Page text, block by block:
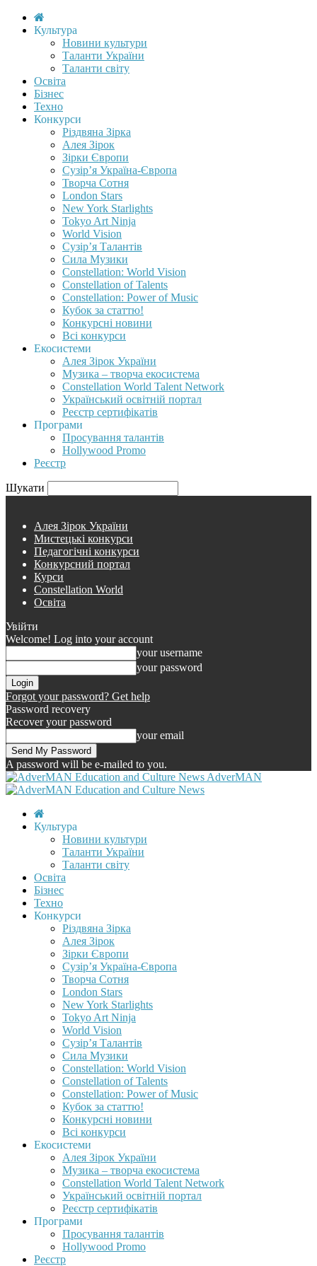
Культура
Новини культури
Таланти України
Таланти світу
Освіта
Бізнес
Техно
Конкурси
Різдвяна Зірка
Алея Зірок
Зірки Європи
Сузір’я Україна-Європа
Творча Сотня
London Stars
New York Starlights
Tokyo Art Ninja
World Vision
Сузір’я Талантів
Сила Музики
Constellation: World Vision
Constellation of Talents
Constellation: Power of Music
Кубок за статтю!
Конкурсні новини
Всі конкурси
Екосистеми
Алея Зірок України
Музика – творча екосистема
Constellation World Talent Network
Український освітній портал
Реєстр сертифікатів
Програми
Просування талантів
Hollywood Promo
Реєстр
Шукати
Алея Зірок України
Мистецькі конкурси
Педагогічні конкурси
Конкурсний портал
Курси
Constellation World
Освіта
Увійти
Welcome! Log into your account
your username
your password
Forgot your password? Get help
Password recovery
Recover your password
your email
A password will be e-mailed to you.
AdverMAN
Культура
Новини культури
Таланти України
Таланти світу
Освіта
Бізнес
Техно
Конкурси
Різдвяна Зірка
Алея Зірок
Зірки Європи
Сузір’я Україна-Європа
Творча Сотня
London Stars
New York Starlights
Tokyo Art Ninja
World Vision
Сузір’я Талантів
Сила Музики
Constellation: World Vision
Constellation of Talents
Constellation: Power of Music
Кубок за статтю!
Конкурсні новини
Всі конкурси
Екосистеми
Алея Зірок України
Музика – творча екосистема
Constellation World Talent Network
Український освітній портал
Реєстр сертифікатів
Програми
Просування талантів
Hollywood Promo
Реєстр